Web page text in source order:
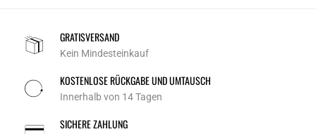
GRATISVERSAND
Kein Mindesteinkauf
KOSTENLOSE RÜCKGABE UND UMTAUSCH
Innerhalb von 14 Tagen
SICHERE ZAHLUNG